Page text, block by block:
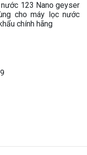
123 Nano geyser
cho máy lọc nước
chính hãng